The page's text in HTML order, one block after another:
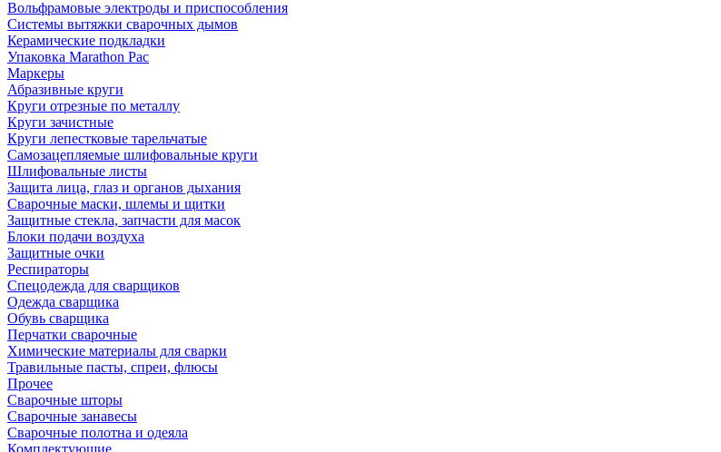
Вольфрамовые электроды и приспособления
Системы вытяжки сварочных дымов
Керамические подкладки
Упаковка Marathon Pac
Маркеры
Абразивные круги
Круги отрезные по металлу
Круги зачистные
Круги лепестковые тарельчатые
Самозацепляемые шлифовальные круги
Шлифовальные листы
Защита лица, глаз и органов дыхания
Сварочные маски, шлемы и щитки
Защитные стекла, запчасти для масок
Блоки подачи воздуха
Защитные очки
Респираторы
Спецодежда для сварщиков
Одежда сварщика
Обувь сварщика
Перчатки сварочные
Химические материалы для сварки
Травильные пасты, спреи, флюсы
Прочее
Сварочные шторы
Сварочные занавесы
Сварочные полотна и одеяла
Комплектующие